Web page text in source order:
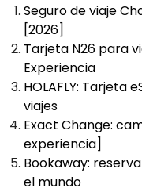
Seguro de viaje
[2026]
Tarjeta N26 para
Experiencia
HOLAFLY: Tarjeta
viajes
Exact Change:
experiencia]
Bookaway:
el mundo